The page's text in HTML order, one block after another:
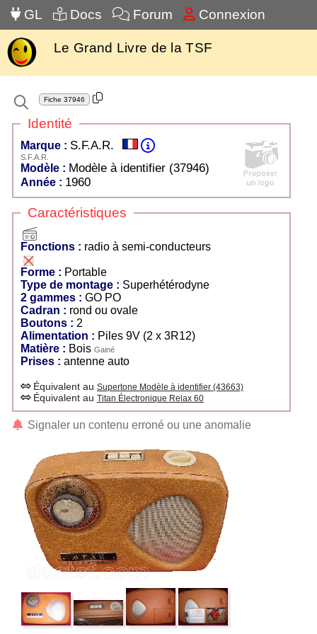
GL Docs Forum Connexion
Le Grand Livre de la TSF
Fiche 37946
Identité
Marque : S.F.A.R.
S.F.A.R.
Modèle : Modèle à identifier (37946)
Année : 1960
Caractéristiques
Fonctions : radio à semi-conducteurs
Forme : Portable
Type de montage : Superhétérodyne
2 gammes :
GO PO
Cadran : rond ou ovale
Boutons : 2
Alimentation :
Piles 9V (2 x 3R12)
Matière : Bois Gainé
Prises : antenne auto
Équivalent au Supertone Modèle à identifier (43663)
Équivalent au Titan Électronique Relax 60
Signaler un contenu erroné ou une anomalie